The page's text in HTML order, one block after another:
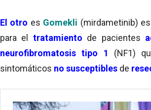
El otro es Gomekli (mirdametinib) es
para el tratamiento de pacientes
neurofibromatosis tipo 1
(NF1)
sintomáticos no susceptibles de